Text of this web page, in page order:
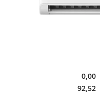
0,00
92,52